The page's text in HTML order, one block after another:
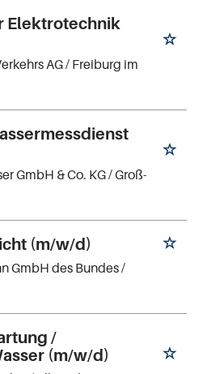
Elektrotechnik
AG/ Freiburg im
GmbH & Co. KG/ Groß-
(m/w/d)
GmbH des Bundes/
/
(m/w/d)